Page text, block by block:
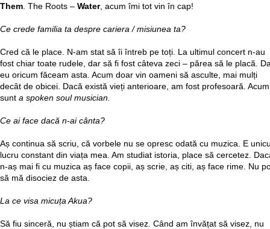
Them. The Roots – Water, acum îmi tot vin în cap!
Ce crede familia ta despre cariera / misiunea ta?
Cred că le place. N-am stat să îi întreb pe toți. La ultimul concert n-au
fost chiar toate rudele, dar să fi fost câteva zeci – părea să le placă.
eu oricum făceam asta. Acum doar vin oameni să asculte, mai mulți
decât de obicei. Dacă există vieți anterioare, am fost profesoară. Acum
sunt a spoken soul musician.
Ce ai face dacă n-ai cânta?
Aș continua să scriu, că vorbele nu se opresc odată cu muzica. E
lucru constant din viața mea. Am studiat istoria, place să cercetez.
n-aș mai fi cu muzica aș face copii, aș scrie, aș citi, aș face rime. Nu
să mă disociez de asta.
La ce visa micuța Akua?
Să fiu sinceră, nu știam că pot să visez. Când am învățat să visez, nu